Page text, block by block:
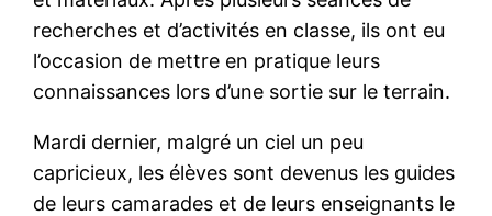
recherches et d’activités en classe, ils ont eu
l’occasion de mettre en pratique leurs
connaissances lors d’une sortie sur le terrain.
Mardi dernier, malgré un ciel un peu
capricieux, les élèves sont devenus les guides
de leurs camarades et de leurs enseignants le